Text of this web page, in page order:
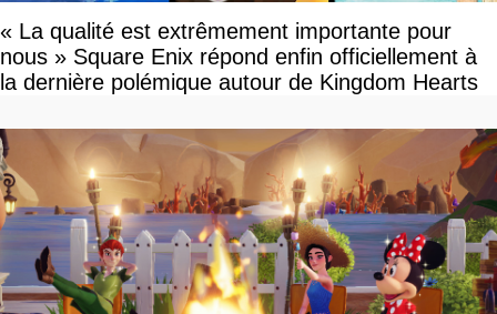
« La qualité est extrêmement importante pour
nous » Square Enix répond enfin officiellement à
la dernière polémique autour de Kingdom Hearts